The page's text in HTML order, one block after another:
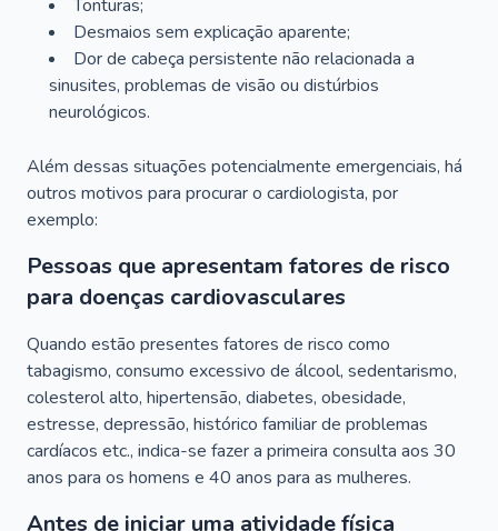
Tonturas;
Desmaios sem explicação aparente;
Dor de cabeça persistente não relacionada a
sinusites, problemas de visão ou distúrbios
neurológicos.
Além dessas situações potencialmente emergenciais, há
outros motivos para procurar o cardiologista, por
exemplo:
Pessoas que apresentam fatores de risco
para doenças cardiovasculares
Quando estão presentes fatores de risco como
tabagismo, consumo excessivo de álcool, sedentarismo,
colesterol alto, hipertensão, diabetes, obesidade,
estresse, depressão, histórico familiar de problemas
cardíacos etc., indica-se fazer a primeira consulta aos 30
anos para os homens e 40 anos para as mulheres.
Antes de iniciar uma atividade física